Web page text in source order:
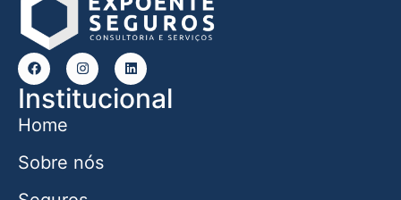
Institucional
Home
Sobre nós